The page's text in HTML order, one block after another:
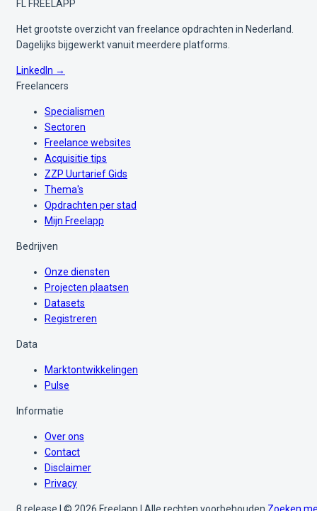
FL FREELAPP
Het grootste overzicht van freelance opdrachten in Nederland.
Dagelijks bijgewerkt vanuit meerdere platforms.
LinkedIn →
Freelancers
Specialismen
Sectoren
Freelance websites
Acquisitie tips
ZZP Uurtarief Gids
Thema's
Opdrachten per stad
Mijn Freelapp
Bedrijven
Onze diensten
Projecten plaatsen
Datasets
Registreren
Data
Marktontwikkelingen
Pulse
Informatie
Over ons
Contact
Disclaimer
Privacy